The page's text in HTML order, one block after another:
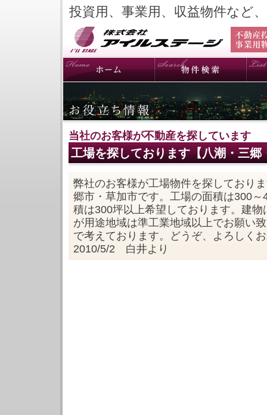
投資用、事業用、収益物件など
当社のお客様が不動産を探しています
工場を探しております【八潮・三郷
弊社のお客様が工場物件を探しており
郷市・草加市です。工場の面積は300
積は300坪以上希望しております。建
が用途地域は準工業地域以上でお願い
で考えております。どうぞ、よろしく
2010/5/2 白井より